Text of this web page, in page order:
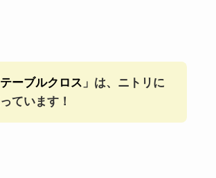
テーブルクロス 」は、ニトリに
ています！